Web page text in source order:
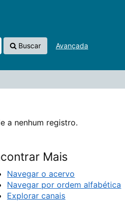
Buscar Avançada
a nenhum registro.
Mais
Navegar o acervo
Navegar por ordem alfabética
Explorar canais